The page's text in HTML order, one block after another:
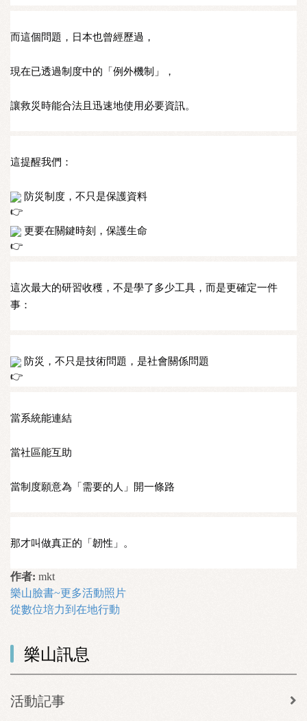
而這個問題，日本也曾經歷過，
現在已透過制度中的「例外機制」，
讓救災時能合法且迅速地使用必要資訊。
這提醒我們：
防災制度，不只是保護資料
更要在關鍵時刻，保護生命
這次最大的研習收穫，不是學了多少工具，而是更確定一件
事：
防災，不只是技術問題，是社會關係問題
當系統能連結
當社區能互助
當制度願意為「需要的人」開一條路
那才叫做真正的「韌性」。
作者: mkt
樂山臉書~更多活動照片
從數位培力到在地行動
樂山訊息
活動記事